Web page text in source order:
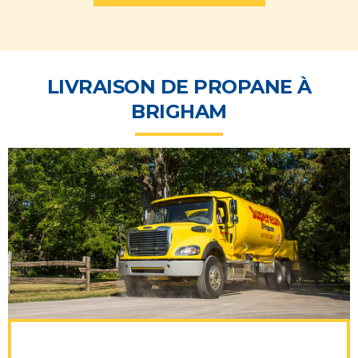
LIVRAISON DE PROPANE À
BRIGHAM